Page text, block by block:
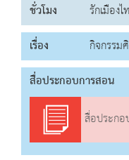
ชั่วโมง
รักเมือง
เรื่อง
กิจกรรม
สื่อประกอบการสอน
สื่อประกอบก